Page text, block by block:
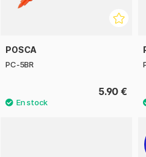
POSCA
PC-5BR
5.90 €